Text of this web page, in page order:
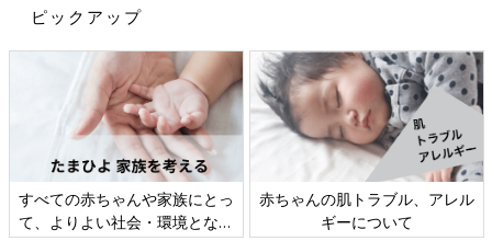
囲内でしたし、検査でも異常が見つからず、確定できる要素がな
能性がある』とは言われました。『けいれんを繰り返す病気であ
れば、知的障害や精神遅滞を伴うけれど、個人差があるし、これ
からどうやって成長するかわからないから悲観しなくていい』と
いうような説明をしてくれました。
私は『ドラベ症候群かもしれない』と頭の片隅で気になりながら
も、お医者さんにもまだ言われていないからきっと違う、と信じ
たくない気持ちが強かったです。確定的なことを聞くのがとても
ピックアップ
すべての赤ちゃんや家族にとっ
て、よりよい社会・環境となる
赤ちゃんの肌トラブル、アレル
ギーについて